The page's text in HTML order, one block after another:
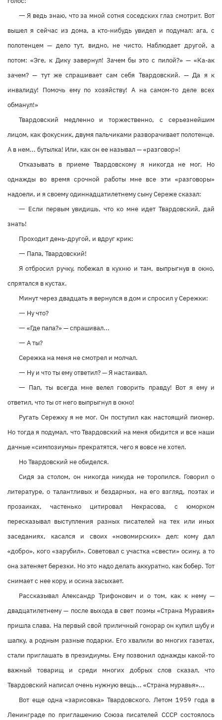
—Я ведь знаю, что за мной сотня соседских глаз смотрит. Вот
вышел я сейчас из дома, а кто-нибудь увидел и подумал: ага, с
полотенцем — дело тут, видно, не чисто. Наблюдает другой, а
потом: «Эге, к Дику завернул! Зачем бы это с пилой?» — «Ка-ак
зачем? — тут же спрашивает сам себя Твардовский. — Да я к
инвалиду! Помочь ему по хозяйству! А на самом-то деле всех
обманул!»
Твардовский медленно и торжественно, с серьезнейшим
лицом, как фокусник, двумя пальчиками разворачивает полотенце.
А в нем... бутылка! Или, как он ее называл — «разговор»!
Отказывать в приеме Твардовскому я никогда не мог. Но
однажды во время срочной работы мне все эти «разговоры»
надоели, и я своему одиннадцатилетнему сыну Сереже сказал:
— Если первым увидишь, что ко мне идет Твардовский, дай
знать!
Проходит день-другой, и вдруг крик:
— Папа, Твардовский!
Я отбросил ручку, побежал в кухню и там, выпрыгнув в окно,
спрятался в кустах.
Минут через двадцать я вернулся в дом и спросил у Сережки:
— Ну что?
— «Где папа?» — спрашивал...
— А ты?
Сережка на меня не смотрел и молчал.
— Ну и что ты ему ответил? — Я настаивал.
— Пап, ты всегда мне велел говорить правду! Вот я ему и
ответил, что ты от него выпрыгнул в окно!
Ругать Сережку я не мог. Он поступил как настоящий пионер.
Но тогда я подумал, что Твардовский на меня обидится и все наши
дачные «симпозиумы» прекратятся, чего я вовсе не хотел.
Но Твардовский не обиделся.
Сидя за столом, он никогда никуда не торопился. Говорил о
литературе, о талантливых и бездарных, на его взгляд, поэтах и
прозаиках, частенько цитировал Некрасова, с юморком
пересказывал выступления разных писателей на тех или иных
заседаниях, касался и своих «новомирских» дел: кому дал
«добро», кого «зарубил». Советовал с участка «свести» осину, а то
она затеняет березки. Но это надо делать аккуратно, как бобер. Тот
снимает с нее кору, и осина засыхает.
Рассказывал Александр Трифонович и о том, как к нему —
двадцатилетнему — после выхода в свет поэмы «Страна Муравия»
пришла слава. На первый свой приличный гонорар он купил шубу и
шапку, а родным разные подарки. Его хвалили во многих газетах,
стали приглашать в президиумы. Ему позвонил однажды какой-то
важный товарищ и среди многих добрых слов сказал, что
Твардовский написал очень нужную вещь... «Страна муравья»...
Вот еще одна «зарисовка» Твардовского. Летом 1959 года в
Ленинграде по приглашению Союза писателей СССР состоялось